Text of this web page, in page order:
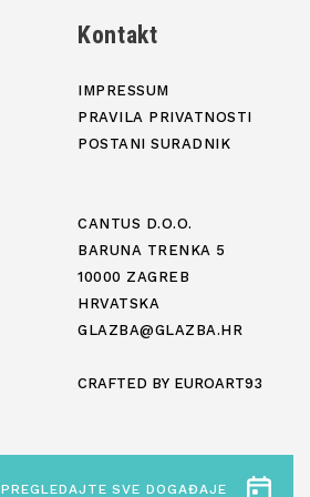
PREGLEDAJTE SVE DOGAĐAJE
Kontakt
IMPRESSUM
PRAVILA PRIVATNOSTI
POSTANI SURADNIK
CANTUS D.O.O.
BARUNA TRENKA 5
10000 ZAGREB
HRVATSKA
GLAZBA@GLAZBA.HR
CRAFTED BY EUROART93